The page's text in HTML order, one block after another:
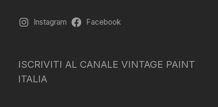
Instagram Facebook
ISCRIVITI AL CANALE VINTAGE PAINT
ITALIA